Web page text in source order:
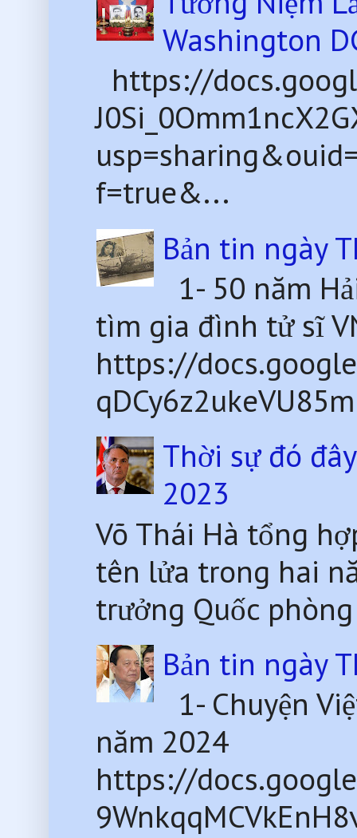
Washington
https://
f=true&...
Bản tin ngày
1- 50 năm
tìm gia đình tử sĩ
https://
Thời sự đó
2023
Võ Thái Hà tổng
tên lửa trong hai
trưởng Quốc
Bản tin ngày
1- Chuyện
năm 2024
https://